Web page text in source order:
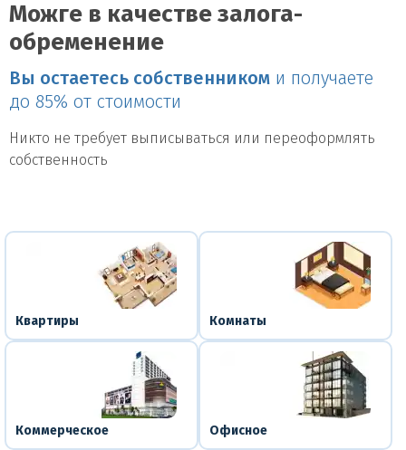
Можге в качестве залога-
обременение
Вы остаетесь собственником и получаете
до 85% от стоимости
Никто не требует выписываться или переоформлять
собственность
Квартиры Комнаты
Коммерческое Офисное